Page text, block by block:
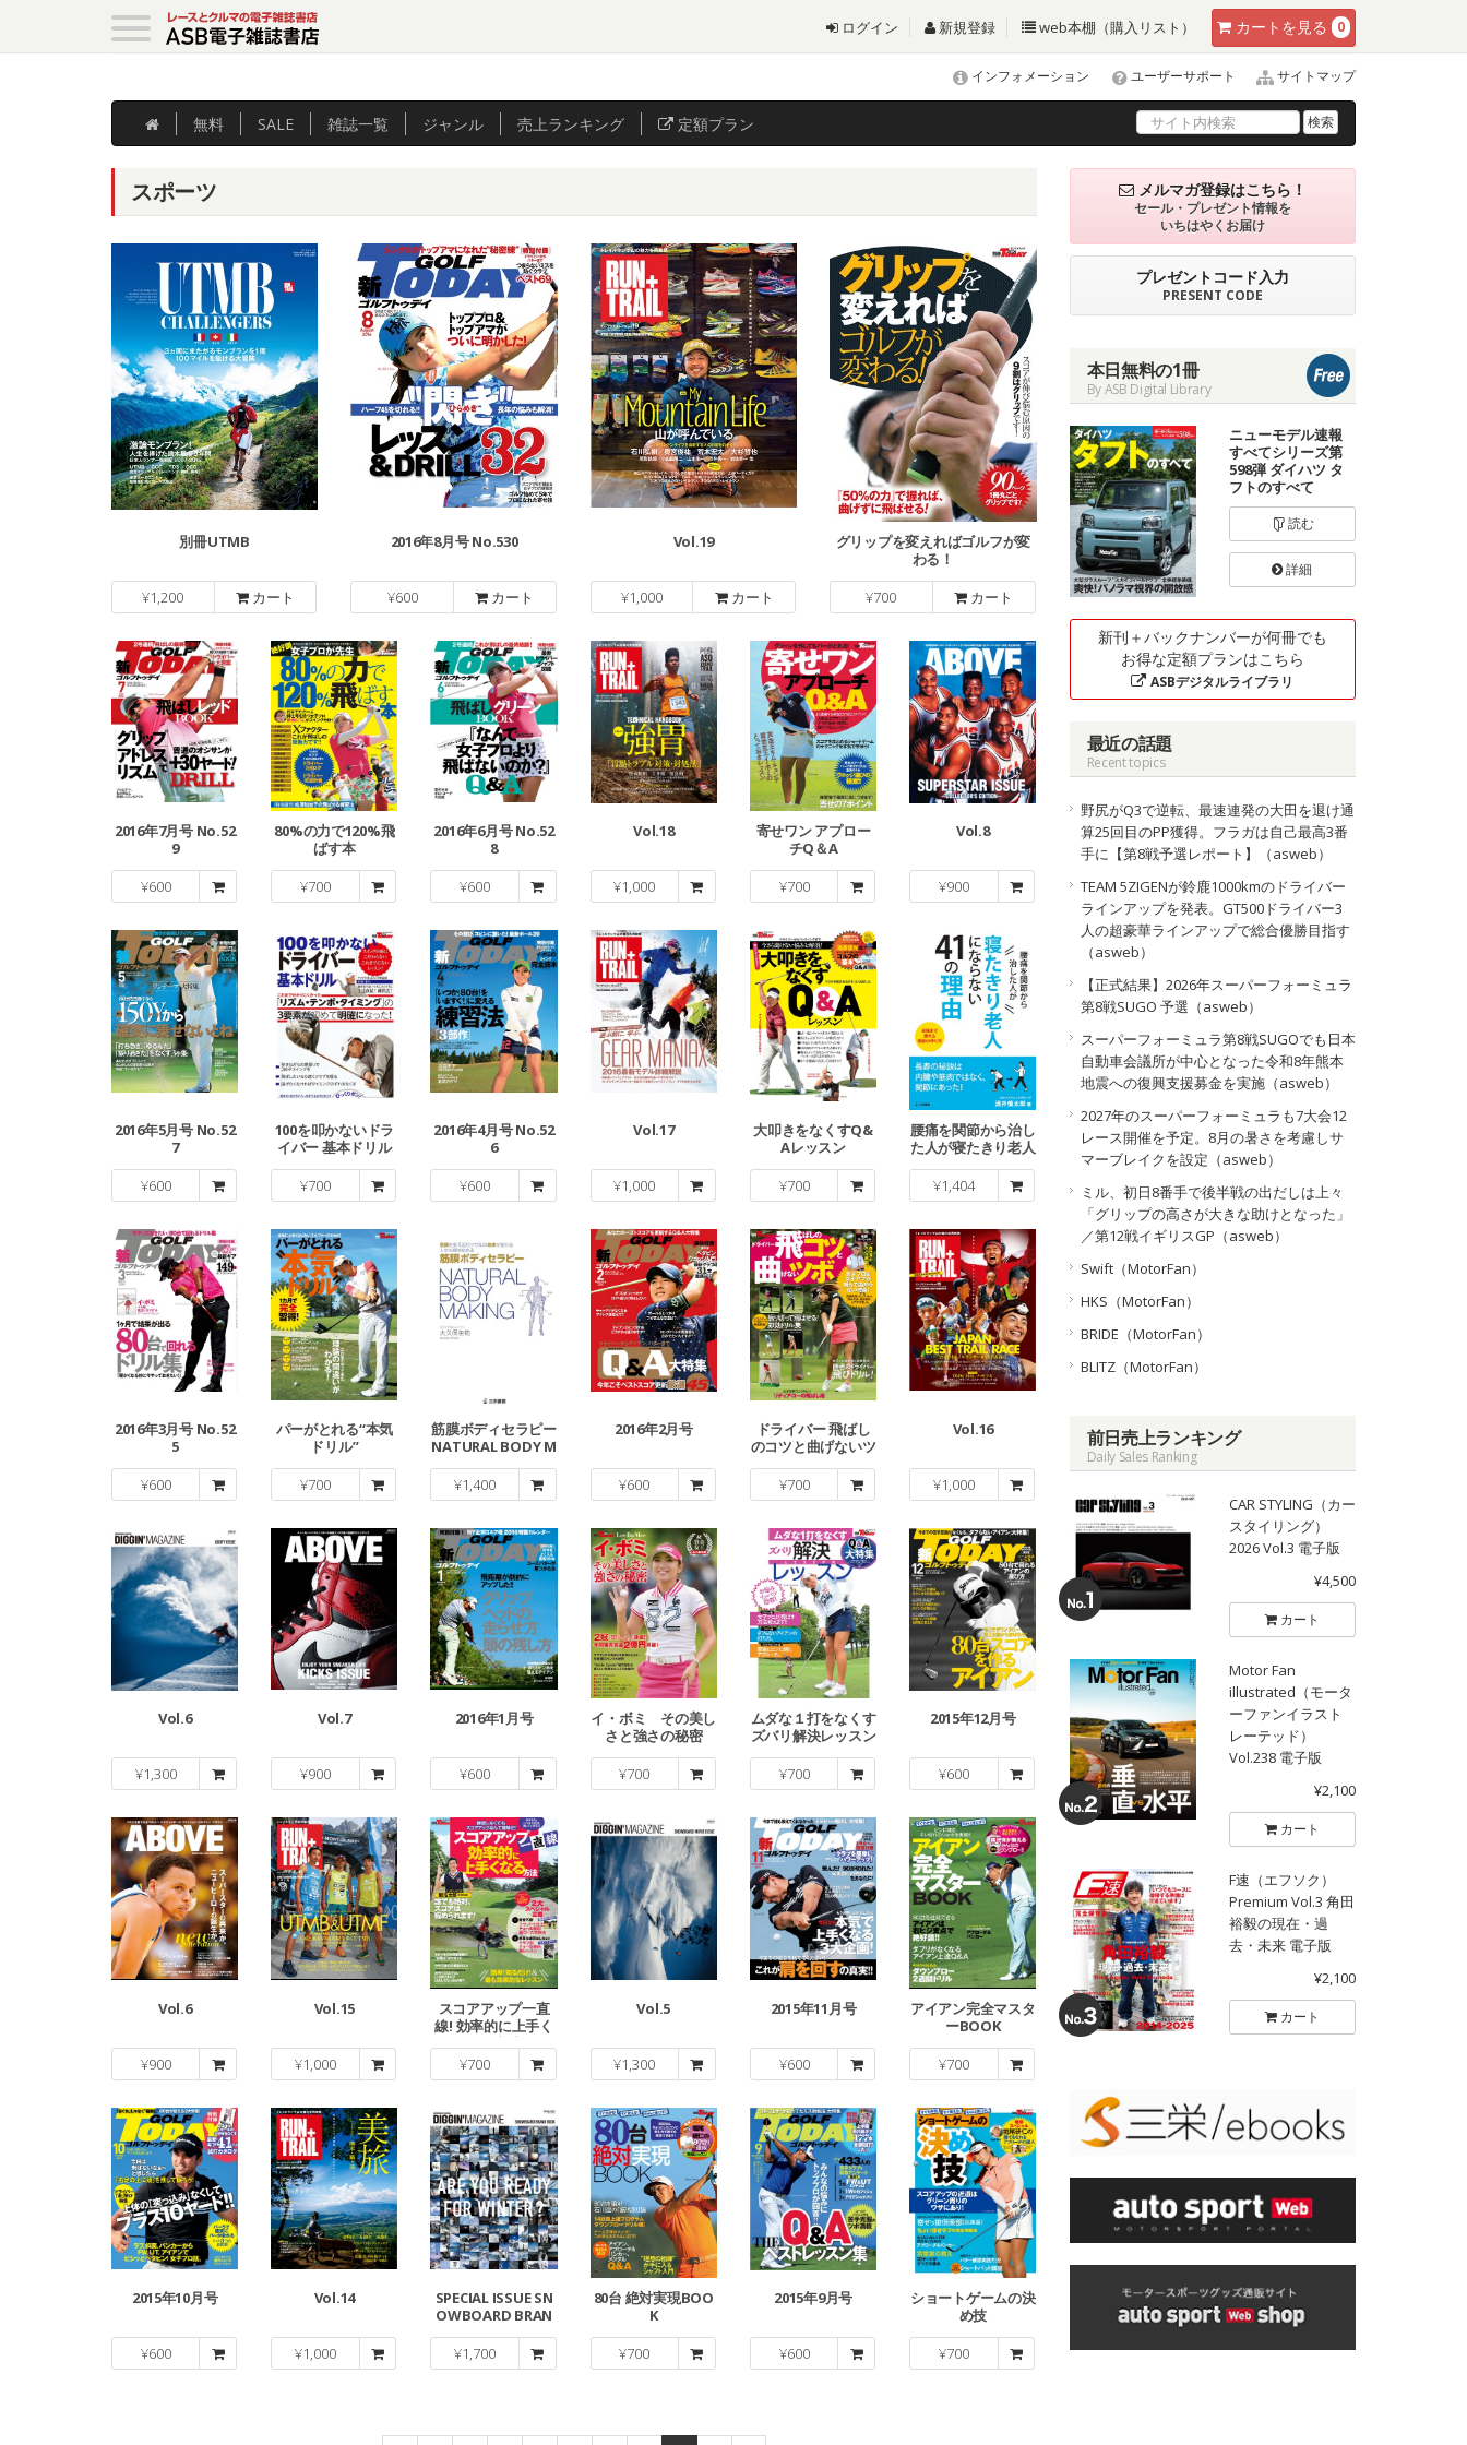
カート を見る 0
ログイン 新規登録 web本棚（購入リスト）
インフォメーション ユーザーサポート サイトマップ
無料 SALE 雑誌一覧 ジャンル 売上ランキング 定額プラン 検索
スポーツ
別冊UTMB
¥1,200 カート
2016年8月号 No.530
¥600 カート
Vol.19
¥1,000 カート
グリップを変えればゴルフが変
わる！
¥700 カート
2016年7月号 No.52
9
¥600
80%の力で120%飛
ばす本
¥700
2016年6月号 No.52
8
¥600
Vol.18
¥1,000
寄せワン アプロー
チQ＆A
¥700
Vol.8
¥900
2016年5月号 No.52
7
¥600
100を叩かないドラ
イバー 基本ドリル
¥700
2016年4月号 No.52
6
¥600
Vol.17
¥1,000
大叩きをなくすQ&
Aレッスン
¥700
腰痛を関節から治し
た人が寝たきり老人
にならない41の理由
¥1,404
2016年3月号 No.52
5
¥600
パーがとれる“本気
ドリル”
¥700
筋膜ボディセラピー
NATURAL BODY M
AKING
¥1,400
2016年2月号
¥600
ドライバー 飛ばし
のコツと曲げないツ
ボ
¥700
Vol.16
¥1,000
Vol.6
¥1,300
Vol.7
¥900
2016年1月号
¥600
イ・ボミ その美し
さと強さの秘密
¥700
ムダな１打をなくす
ズバリ解決レッスン
¥700
2015年12月号
¥600
Vol.6
¥900
Vol.15
¥1,000
スコアアップ一直
線! 効率的に上手く
なる方法
¥700
Vol.5
¥1,300
2015年11月号
¥600
アイアン完全マスタ
ーBOOK
¥700
2015年10月号
¥600
Vol.14
¥1,000
SPECIAL ISSUE SN
OWBOARD BRAN
D BOOK
¥1,700
80台 絶対実現BOO
K
¥700
2015年9月号
¥600
ショートゲームの決
め技
¥700
メルマガ登録はこちら！
セール・プレゼント情報を
いちはやくお届け
プレゼントコード入力
PRESENT CODE
本日無料の1冊
By ASB Digital Library
ニューモデル速報
すべてシリーズ第
598弾 ダイハツ タ
フトのすべて
読む
詳細
新刊＋バックナンバーが何冊でも
お得な定額プランはこちら
ASBデジタルライブラリ
最近の話題
Recent topics
野尻がQ3で逆転、最速連発の大田を退け通
算25回目のPP獲得。フラガは自己最高3番
手に【第8戦予選レポート】（asweb）
TEAM 5ZIGENが鈴鹿1000kmのドライバー
ラインアップを発表。GT500ドライバー3
人の超豪華ラインアップで総合優勝目指す
（asweb）
【正式結果】2026年スーパーフォーミュラ
第8戦SUGO 予選（asweb）
スーパーフォーミュラ第8戦SUGOでも日本
自動車会議所が中心となった令和8年熊本
地震への復興支援募金を実施（asweb）
2027年のスーパーフォーミュラも7大会12
レース開催を予定。8月の暑さを考慮しサ
マーブレイクを設定（asweb）
ミル、初日8番手で後半戦の出だしは上々
「グリップの高さが大きな助けとなった」
／第12戦イギリスGP（asweb）
Swift（MotorFan）
HKS（MotorFan）
BRIDE（MotorFan）
BLITZ（MotorFan）
前日売上ランキング
Daily Sales Ranking
CAR STYLING（カー
スタイリング）
2026 Vol.3 電子版
¥4,500
カート
Motor Fan
illustrated（モータ
ーファンイラスト
レーテッド）
Vol.238 電子版
¥2,100
カート
F速（エフソク）
Premium Vol.3 角田
裕毅の現在・過
去・未来 電子版
¥2,100
カート